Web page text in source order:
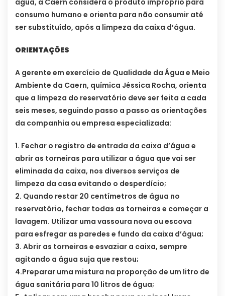
água, a Caern considera o produto impróprio para
consumo humano e orienta para não consumir até
ser substituído, após a limpeza da caixa d’água.
ORIENTAÇÕES
A gerente em exercício de Qualidade da Água e Meio
Ambiente da Caern, química Jéssica Rocha, orienta
que a limpeza do reservatório deve ser feita a cada
seis meses, seguindo passo a passo as orientações
da companhia ou empresa especializada:
1. Fechar o registro de entrada da caixa d’água e
abrir as torneiras para utilizar a água que vai ser
eliminada da caixa, nos diversos serviços de
limpeza da casa evitando o desperdício;
2. Quando restar 20 centímetros de água no
reservatório, fechar todas as torneiras e começar a
lavagem. Utilizar uma vassoura nova ou escova
para esfregar as paredes e fundo da caixa d’água;
3. Abrir as torneiras e esvaziar a caixa, sempre
agitando a água suja que restou;
4.Preparar uma mistura na proporção de um litro de
água sanitária para 10 litros de água;